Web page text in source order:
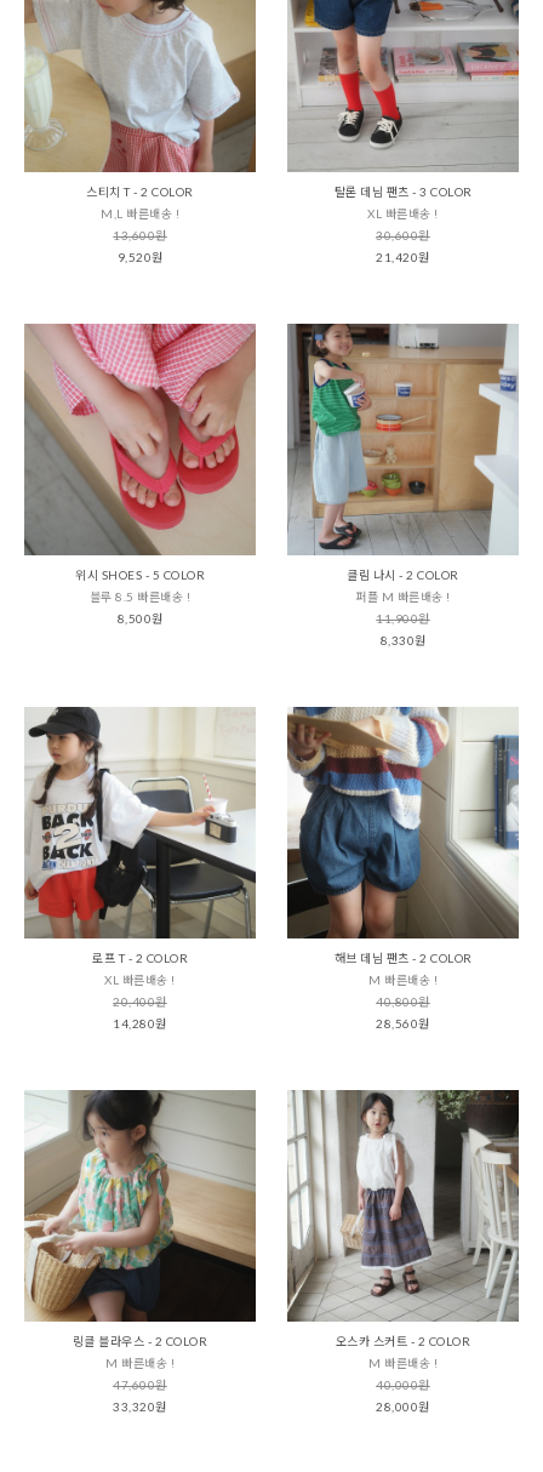
스티치 T - 2 COLOR
M,L 빠른배송 !
13,600원
9,520원
탈론 데님 팬츠 - 3 COLOR
XL 빠른배송 !
30,600원
21,420원
위시 SHOES - 5 COLOR
블루 8.5 빠른배송 !
8,500원
클림 나시 - 2 COLOR
퍼플 M 빠른배송 !
11,900원
8,330원
로프 T - 2 COLOR
XL 빠른배송 !
20,400원
14,280원
해브 데님 팬츠 - 2 COLOR
M 빠른배송 !
40,800원
28,560원
링클 블라우스 - 2 COLOR
M 빠른배송 !
47,600원
33,320원
오스카 스커트 - 2 COLOR
M 빠른배송 !
40,000원
28,000원